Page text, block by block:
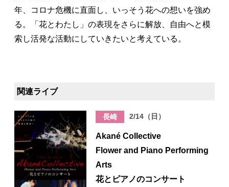
年、コロナ危機に直面し、いっそう花への想いを強め
る。「花とわたし」の表現をさらに解放、自由へと模
索し活発な活動にしていきたいと考えている。
関連ライブ
長崎 2/14（日）
Akané Collective
Flower and Piano Performing
Arts
花とピアノのコンサート